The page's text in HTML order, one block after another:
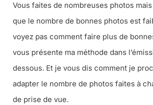
Vous faites de nombreuses photos
que le nombre de bonnes photos est
voyez pas comment faire plus de
vous présente ma méthode dans
dessous. Et je vous dis comment je
adapter le nombre de photos faites à
de prise de vue.